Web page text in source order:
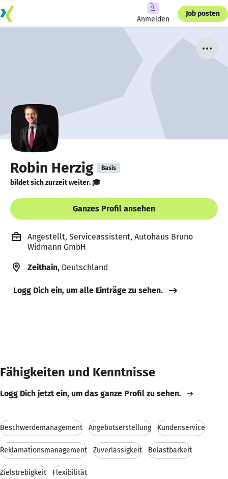
Anmelden
Job posten
Robin Herzig Basis
bildet sich zurzeit weiter. 🎓
Ganzes Profil ansehen
Angestellt, Serviceassistent, Autohaus Bruno
Widmann GmbH
Zeithain, Deutschland
Logg Dich ein, um alle Einträge zu sehen.
Fähigkeiten und Kenntnisse
Logg Dich jetzt ein, um das ganze Profil zu sehen.
Beschwerdemanagement Angebotserstellung Kundenservice
Reklamationsmanagement Zuverlässigkeit Belastbarkeit
Zielstrebigkeit Flexibilität